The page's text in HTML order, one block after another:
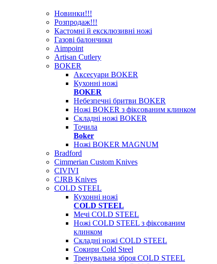
Новинки!!!
Розпродаж!!!
Кастомні й ексклюзивні ножі
Газові балончики
Aimpoint
Artisan Cutlery
BOKER
Аксесуари BOKER
Кухонні ножі
BOKER
Небезпечні бритви BOKER
Ножі BOKER з фіксованим клинком
Складні ножі BOKER
Точила
Boker
Ножі BOKER MAGNUM
Bradford
Cimmerian Custom Knives
CIVIVI
CJRB Knives
COLD STEEL
Кухонні ножі
COLD STEEL
Мечі COLD STEEL
Ножі COLD STEEL з фіксованим
клинком
Складні ножі COLD STEEL
Сокири Cold Steel
Тренувальна зброя COLD STEEL